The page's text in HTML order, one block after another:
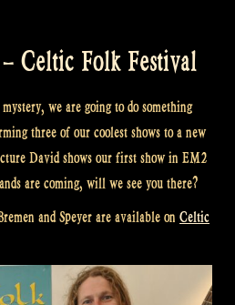
Celtic Folk Festival
we are going to do something
three of our coolest shows to a new
David shows our first show in EM2
are coming, will we see you there?
and Speyer are available on Celtic